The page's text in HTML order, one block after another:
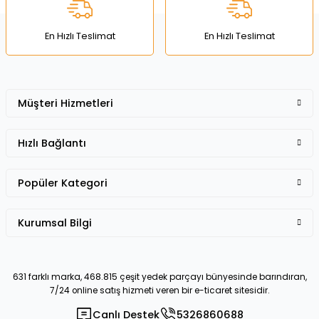
Bu ürüne benzer farklı alternatifler olmalı.
En Hızlı Teslimat En Hızlı Teslimat
631 farklı marka, 468.815 çeşit yedek parçayı bünyesinde barındıran,
7/24 online satış hizmeti veren bir e-ticaret sitesidir.
Canlı Destek 5326860688
Müşteri Hizmetleri
Hızlı Bağlantı
Popüler Kategori
Kurumsal Bilgi